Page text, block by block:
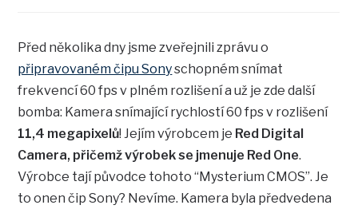
Před několika dny jsme zveřejnili zprávu o
připravovaném čipu Sonyschopném snímat
frekvencí 60 fps v plném rozlišení a už je zde další
bomba: Kamera snímající rychlostí 60 fps v rozlišení
11,4 megapixelů! Jejím výrobcem je Red Digital
Camera, přičemž výrobek se jmenuje Red One.
Výrobce tají původce tohoto “Mysterium CMOS”. Je
to onen čip Sony? Nevíme. Kamera byla předvedena